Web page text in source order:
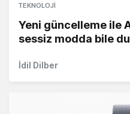
TEKNOLOJI
Yeni güncelleme ile
sessiz modda bile
İdil Dilber